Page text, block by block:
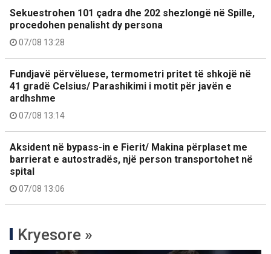
Sekuestrohen 101 çadra dhe 202 shezlongë në Spille,
procedohen penalisht dy persona
07/08 13:28
Fundjavë përvëluese, termometri pritet të shkojë në
41 gradë Celsius/ Parashikimi i motit për javën e
ardhshme
07/08 13:14
Aksident në bypass-in e Fierit/ Makina përplaset me
barrierat e autostradës, një person transportohet në
spital
07/08 13:06
Kryesore »